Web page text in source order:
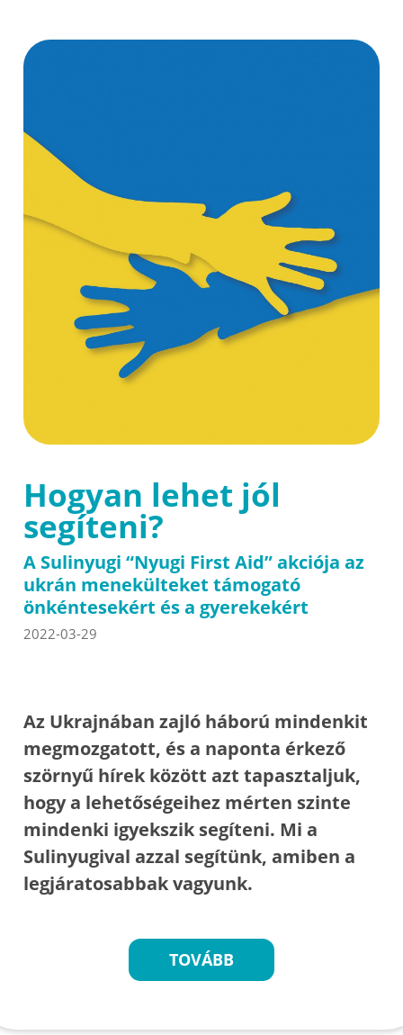
Hogyan lehet jól
segíteni?
A Sulinyugi “Nyugi First Aid” akciója az
ukrán menekülteket támogató
önkéntesekért és a gyerekekért
2022-03-29
Az Ukrajnában zajló háború mindenkit
megmozgatott, és a naponta érkező
szörnyű hírek között azt tapasztaljuk,
hogy a lehetőségeihez mérten szinte
mindenki igyekszik segíteni. Mi a
Sulinyugival azzal segítünk, amiben a
legjáratosabbak vagyunk.
TOVÁBB